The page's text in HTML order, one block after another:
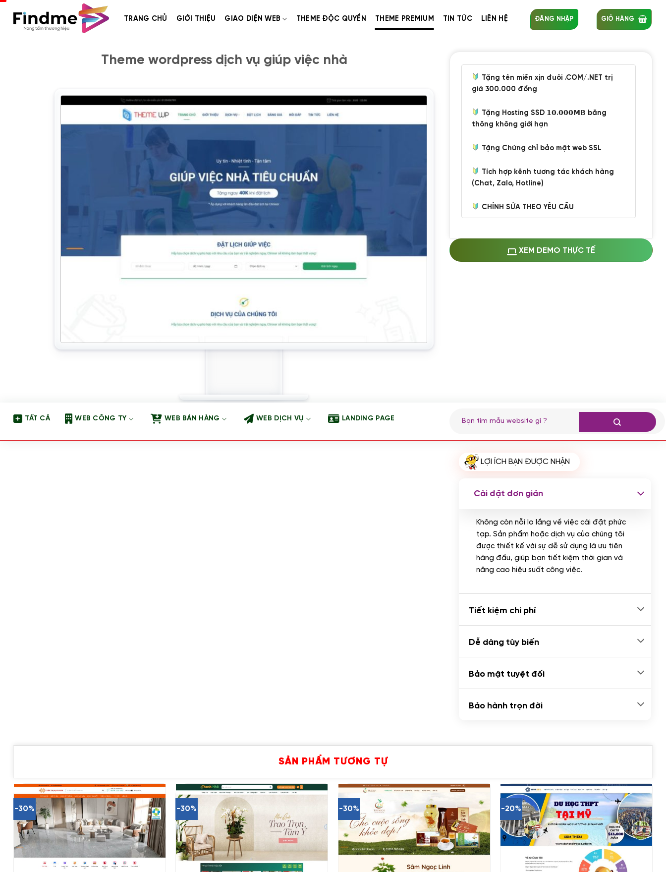
TRANG CHỦ GIỚI THIỆU GIAO DIỆN WEB THEME ĐỘC QUYỀN THEME PREMIUM TIN TỨC LIÊN HỆ ĐĂNG NHẬP GIỎ HÀNG
Theme wordpress dịch vụ giúp việc nhà
Tặng tên miền xịn đuôi .COM/.NET trị
giá 300.000 đồng
Tặng Hosting SSD 𝟭𝟬.𝟬𝟬𝟬𝗠𝗕 băng
thông không giới hạn
Tặng Chứng chỉ bảo mật web SSL
Tích hợp kênh tương tác khách hàng
(Chat, Zalo, Hotline)
CHỈNH SỬA THEO YÊU CẦU
Thay logo + thông tin doanh nghiệp
(+100.000 VND)
Cài đặt plugin theo yêu cầu
(+100.000 VND)
qua ngân hàng vietcombank,
XEM DEMO THỰC TẾ
TẤT CẢ WEB CÔNG TY WEB BÁN HÀNG WEB DỊCH VỤ LANDING PAGE
kiếm:
LỢI ÍCH BẠN ĐƯỢC NHẬN
Cài đặt đơn giản
Không còn nỗi lo lắng về việc cài đặt phức
tạp. Sản phẩm hoặc dịch vụ của chúng tôi
được thiết kế với sự dễ sử dụng là ưu tiên
hàng đầu, giúp bạn tiết kiệm thời gian và
nâng cao hiệu suất công việc.
Tiết kiệm chi phí
Dễ dàng tùy biến
Bảo mật tuyệt đối
Bảo hành trọn đời
SẢN PHẨM TƯƠNG TỰ
-30% -30% -30% -20%